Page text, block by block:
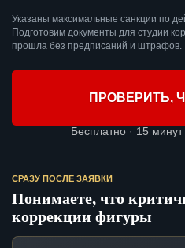
Указаны максимальные санкции по
Подготовим документы для студии
прошла без предписаний и штрафов.
ПРОВЕРИТЬ,
Бесплатно · 15 минут
СРАЗУ ПОСЛЕ ЗАЯВКИ
Понимаете, что
коррекции фигуры